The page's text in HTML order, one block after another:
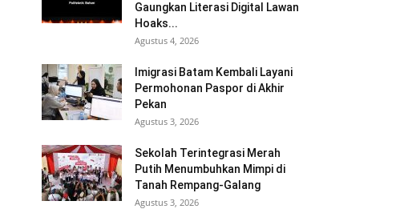
Gaungkan Literasi Digital Lawan
Hoaks...
Agustus 4, 2026
Imigrasi Batam Kembali Layani
Permohonan Paspor di Akhir
Pekan
Agustus 3, 2026
Sekolah Terintegrasi Merah
Putih Menumbuhkan Mimpi di
Tanah Rempang-Galang
Agustus 3, 2026